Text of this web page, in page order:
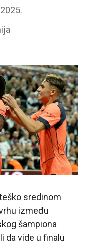
sredinom
između
šampiona
da vide u finalu